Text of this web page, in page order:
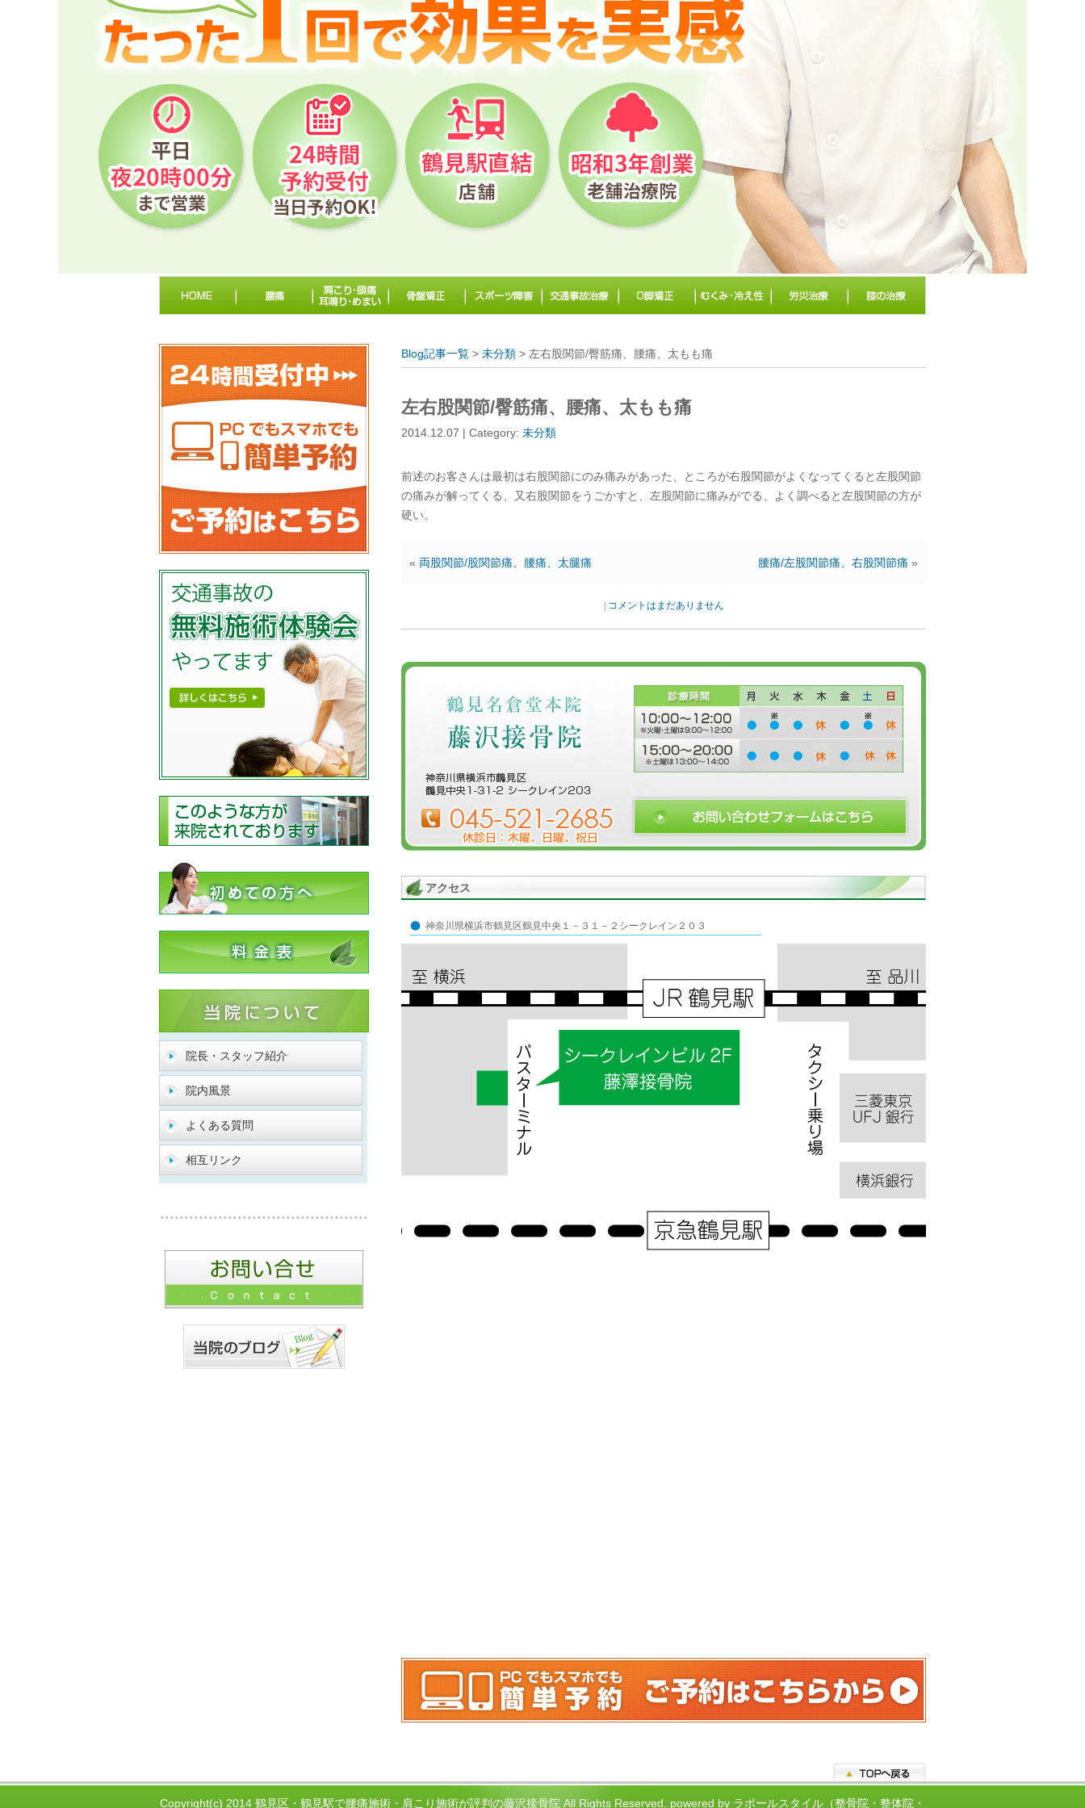
院長・スタッフ紹介
院内風景
よくある質問
相互リンク
Blog記事一覧 > 未分類 > 左右股関節/臀筋痛、腰痛、太もも痛
左右股関節/臀筋痛、腰痛、太もも痛
2014.12.07 | Category: 未分類
前述のお客さんは最初は右股関節にのみ痛みがあった、ところが右股関節がよくなってくると左股関節
の痛みが解ってくる、又右股関節をうごかすと、左股関節に痛みがでる、よく調べると左股関節の方が
硬い。
腰痛/左股関節痛、右股関節痛 »
« 両股関節/股関節痛、腰痛、太腿痛
コメントはまだありません
アクセス
神奈川県横浜市鶴見区鶴見中央１－３１－２シークレイン２０３
Copyright(c) 2014 鶴見区・鶴見駅で腰痛施術・肩こり施術が評判の藤沢接骨院 All Rights Reserved. powered by ラポールスタイル（整骨院・整体院・